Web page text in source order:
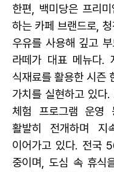
한편, 백미당은 프리
하는 카페 브랜드로,
우유를 사용해 깊고
라떼가 대표 메뉴다.
식재료를 활용한 시즌
가치를 실현하고 있다
체험 프로그램 운영
활발히 전개하며 지
이어가고 있다. 전국
중이며, 도심 속 휴식